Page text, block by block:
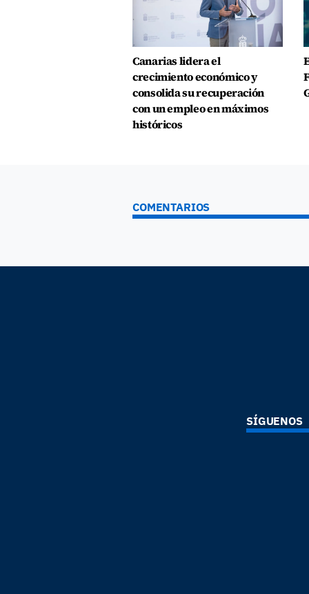
Canarias lidera el
crecimiento económico y
consolida su recuperación
con un empleo en máximos
históricos
COMENTARIOS
SÍGUENOS